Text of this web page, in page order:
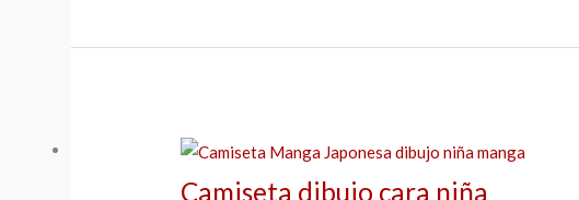
Camiseta dibujo cara niña